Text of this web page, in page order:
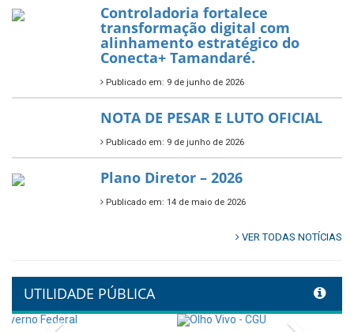
Publicado em: 10 de junho de 2026
Prefeitura de Tamandaré abre
inscrições para o Festival
Multicultural PNAB 2026
🌳🌱 Projeto Arborização Urbana!
🌿🚤 Semana Mundial do Meio
Publicado em: 9 de junho de 2026
Controladoria fortalece
transformação digital com
alinhamento estratégico do
Conecta+ Tamandaré.